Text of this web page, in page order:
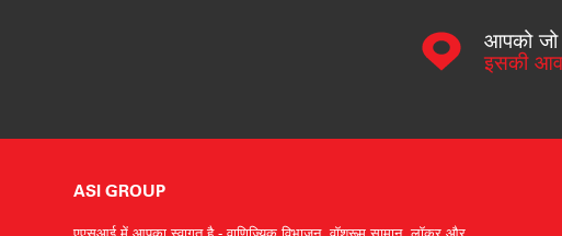
आपको जो
इसकी
ASI GROUP
एएसआई में आपका स्वागत है - वाणिज्यिक विभाजन, वॉशरूम सामान, लॉकर और